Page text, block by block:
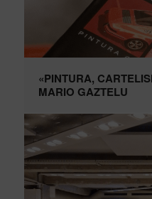
«PINTURA,
MARIO GAZTELU